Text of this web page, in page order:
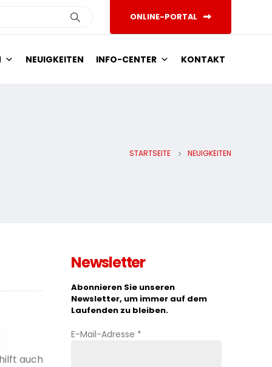
ONLINE-PORTAL
NEUIGKEITEN INFO-CENTER KONTAKT
STARTSEITE NEUIGKEITEN
auch
Newsletter
Abonnieren Sie unseren
Newsletter, um immer auf dem
Laufenden zu bleiben.
E-Mail-Adresse *